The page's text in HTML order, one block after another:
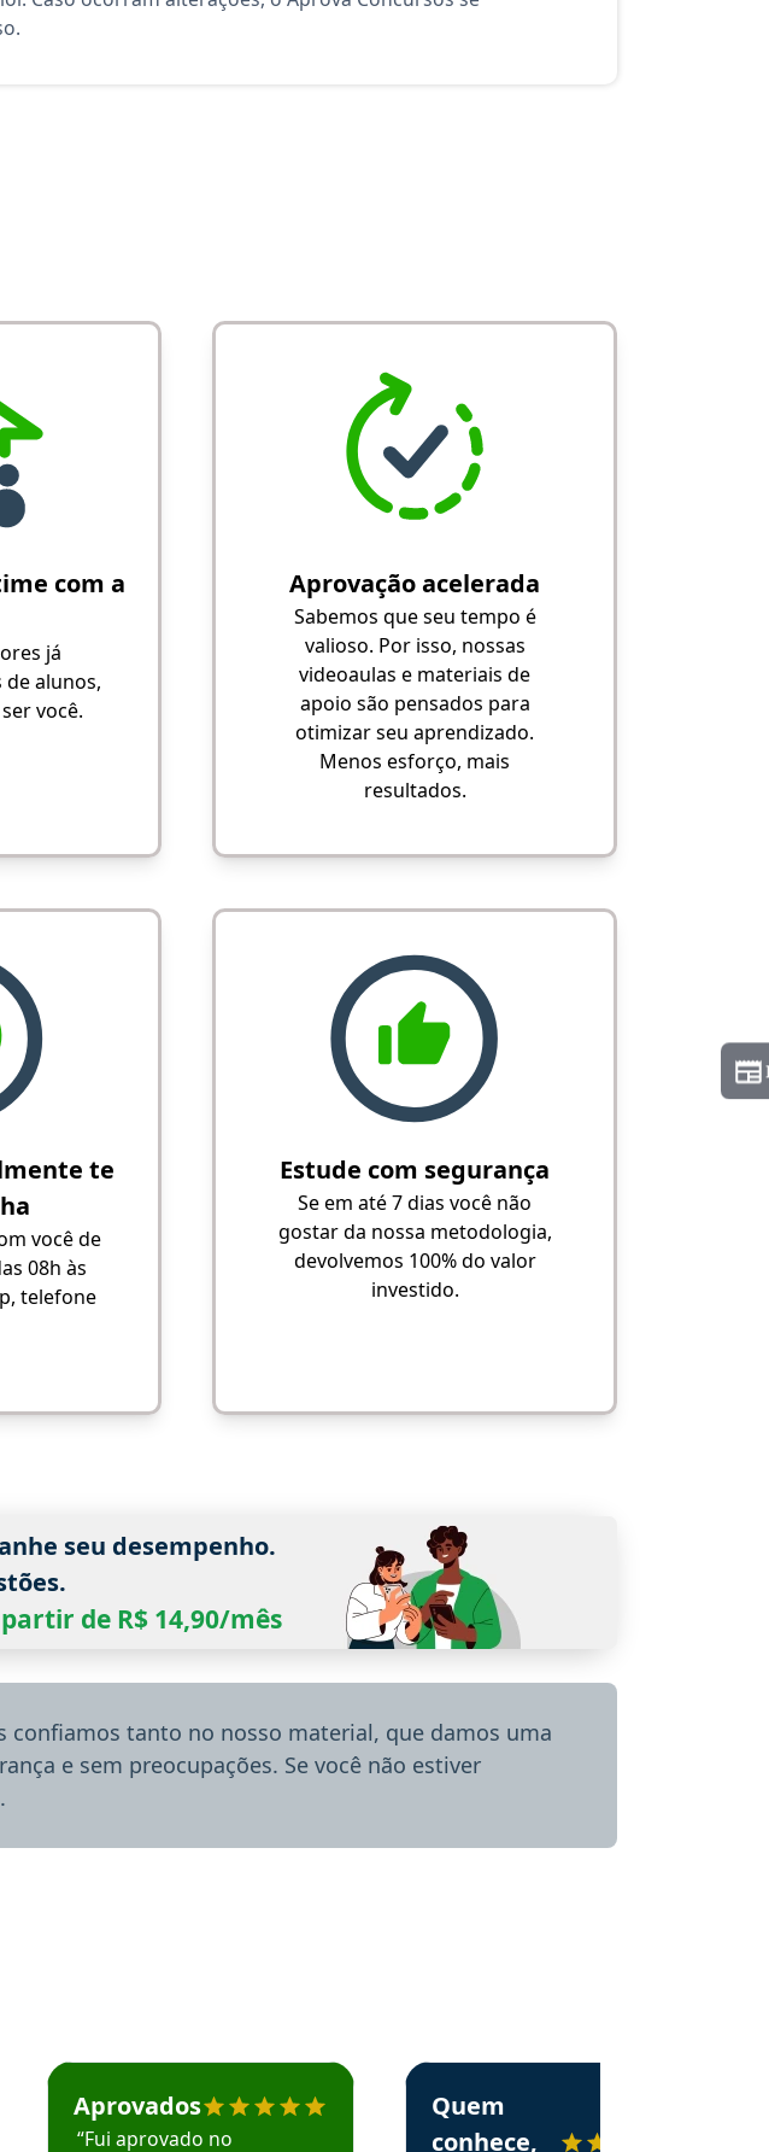
com a
já
alunos,
você.
Aprovação acelerada
Sabemos que seu tempo é
valioso. Por isso, nossas
videoaulas e materiais de
apoio são pensados para
otimizar seu aprendizado.
Menos esforço, mais
resultados.
te
você de
08h às
telefone
Estude com segurança
Se em até 7 dias você não
gostar da nossa metodologia,
devolvemos 100% do valor
investido.
seu desempenho.
de R$ 14,90/mês
confiamos tanto no nosso material, que damos uma
e sem preocupações. Se você não estiver
em depoimento
Estudante Mário recomenda o Aprova Concursos em depoimento
Aprovados
“Fui aprovado no
Estudante Alessandra recomenda o Aprova
Quem
conhece,